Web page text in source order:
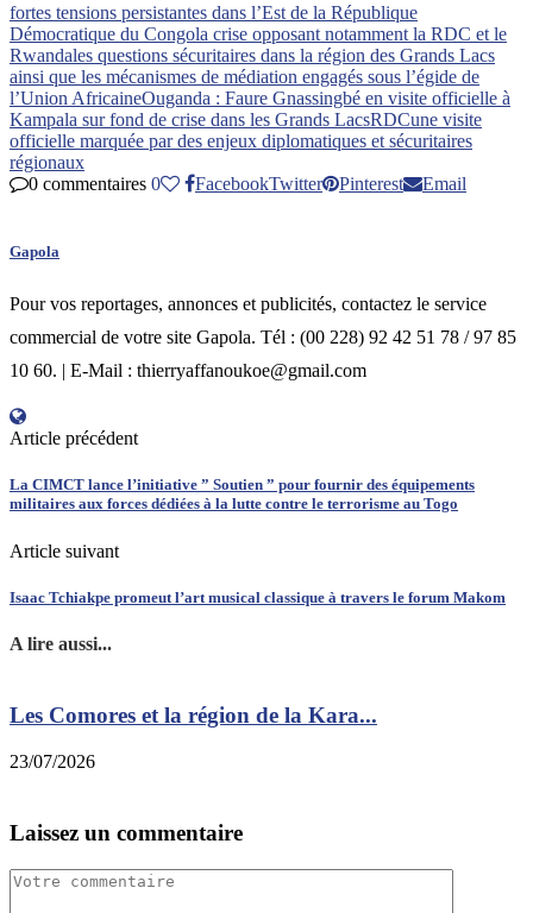
fortes tensions persistantes dans l’Est de la République
Démocratique du Congola crise opposant notamment la RDC et le
Rwandales questions sécuritaires dans la région des Grands Lacs
ainsi que les mécanismes de médiation engagés sous l’égide de
l’Union AfricaineOuganda : Faure Gnassingbé en visite officielle à
Kampala sur fond de crise dans les Grands LacsRDCune visite
officielle marquée par des enjeux diplomatiques et sécuritaires
régionaux
0 commentaires 0 FacebookTwitter Pinterest Email
Gapola
Pour vos reportages, annonces et publicités, contactez le service
commercial de votre site Gapola. Tél : (00 228) 92 42 51 78 / 97 85
10 60. | E-Mail : thierryaffanoukoe@gmail.com
Article précédent
La CIMCT lance l’initiative ” Soutien ” pour fournir des équipements
militaires aux forces dédiées à la lutte contre le terrorisme au Togo
Article suivant
Isaac Tchiakpe promeut l’art musical classique à travers le forum Makom
A lire aussi...
Les Comores et la région de la Kara...
23/07/2026
Laissez un commentaire